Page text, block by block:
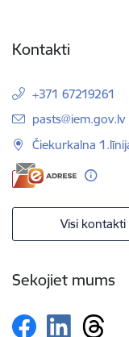
Kontakti
+371 67219261
E-pasts:
pasts@iem.gov.lv
Čiekurkalna
Visi kontakti
Sekojiet mums